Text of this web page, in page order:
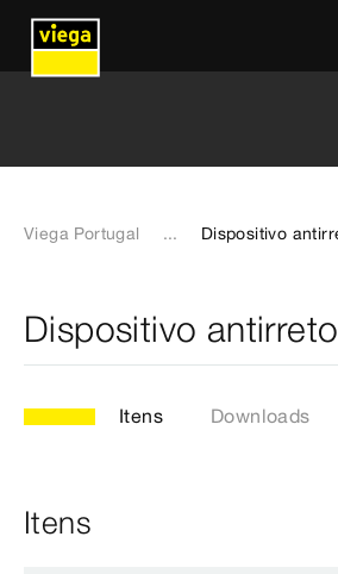
Viega Portugal ... Dispositivo
Dispositivo
Itens Downloads
Itens